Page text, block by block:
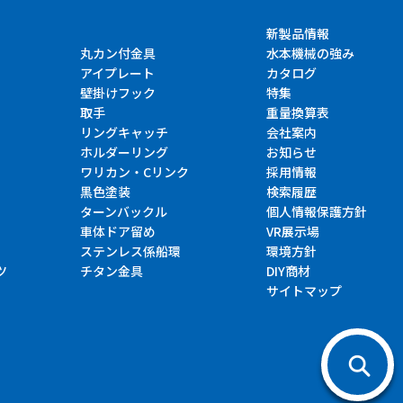
丸カン付金具
アイプレート
壁掛けフック
取手
リングキャッチ
ホルダーリング
ワリカン・Cリンク
黒色塗装
ターンバックル
車体ドア留め
ステンレス係船環
チタン金具
新製品情報
水本機械の強み
カタログ
特集
重量換算表
会社案内
お知らせ
採用情報
検索履歴
個人情報保護方針
VR展示場
環境方針
DIY商材
サイトマップ